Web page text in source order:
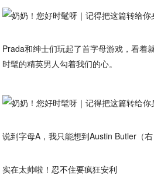
Prada和绅士们玩起了首字母游戏，看着
时髦的精英男人勾着我们的心。
说到字母A，我只能想到Austin Butler（右
实在太帅啦！忍不住要疯狂安利